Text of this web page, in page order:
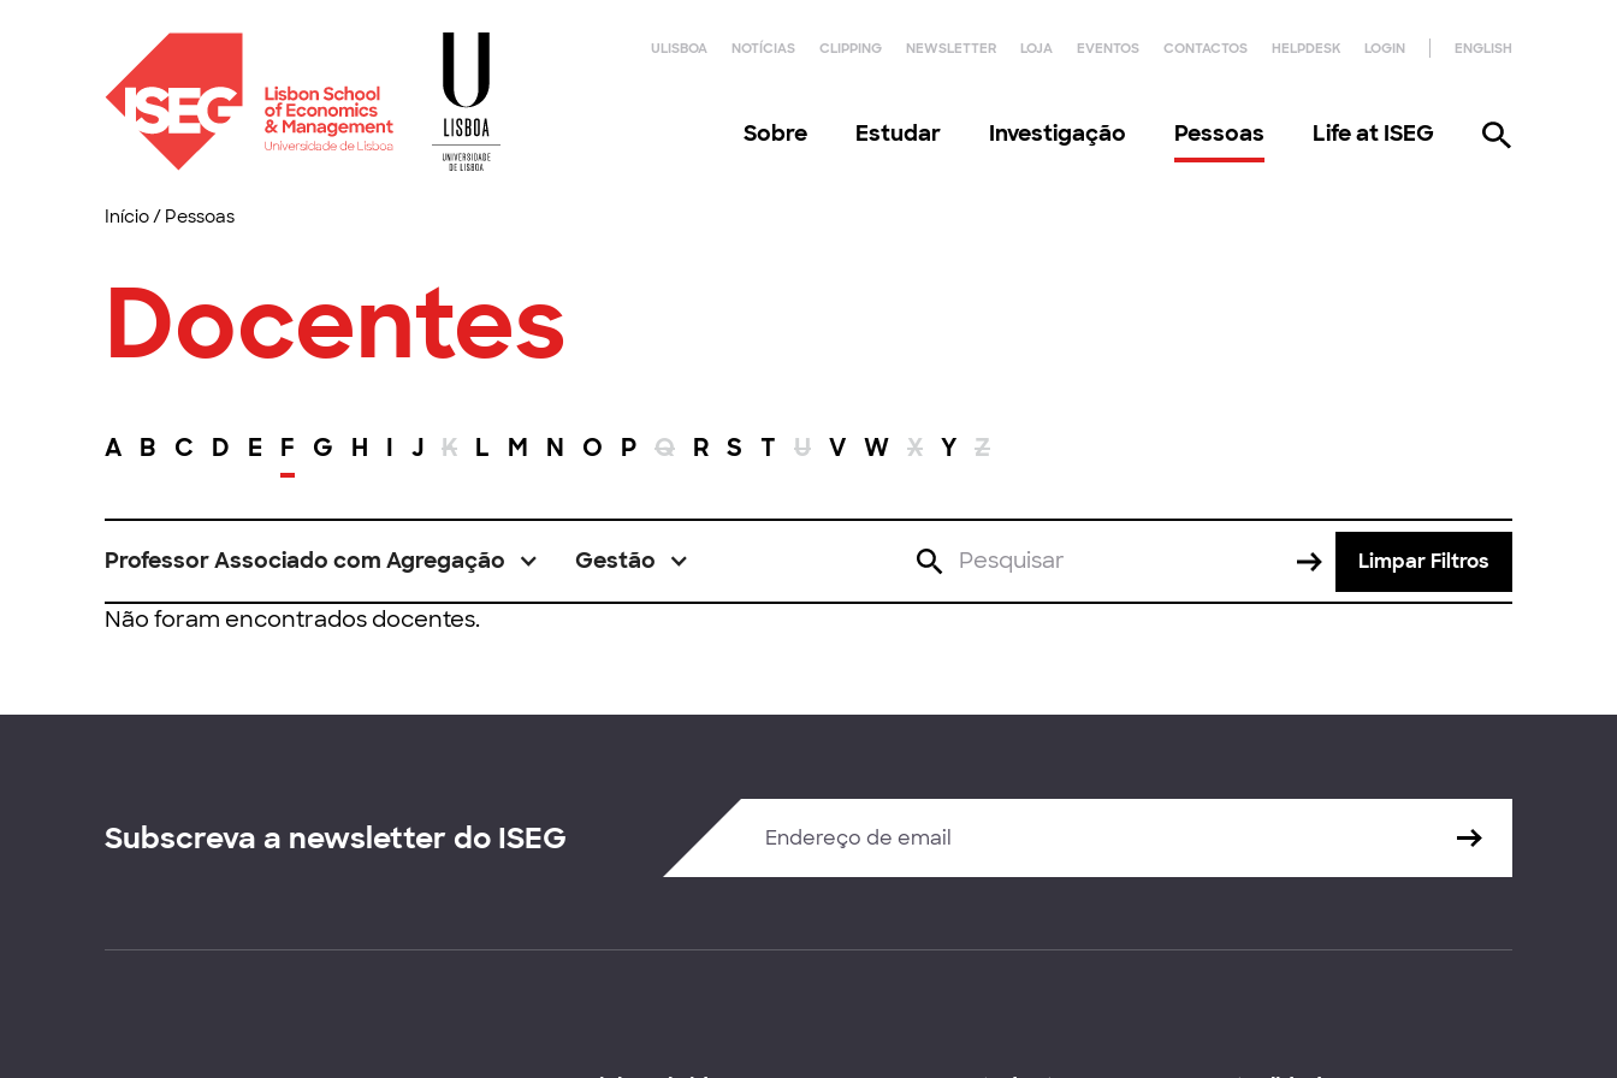
ULISBOA NOTÍCIAS CLIPPING NEWSLETTER LOJA EVENTOS CONTACTOS HELPDESK LOGIN ENGLISH
Sobre Estudar Investigação Pessoas Life at ISEG
Início/ Pessoas
Docentes
A B C D E F G H I J K L M N O P Q R S T U V W X Y Z
Professor Associado com Agregação Gestão Limpar Filtros
Não foram encontrados docentes.
Subscreva a newsletter do ISEG